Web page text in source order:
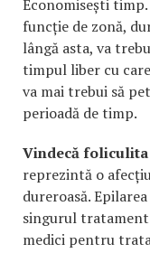
Economisești
funcție de zonă,
lângă asta, va
timpul liber cu
va mai trebui să
perioadă de timp.
Vindecă foliculita
reprezintă o
dureroasă.
singurul tratament
medici pentru